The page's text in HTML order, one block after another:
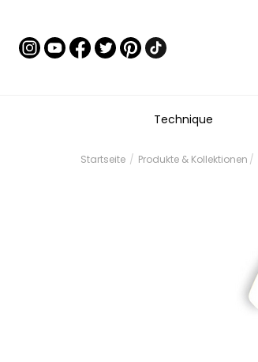
Technique
Startseite Produkte & Kollektionen